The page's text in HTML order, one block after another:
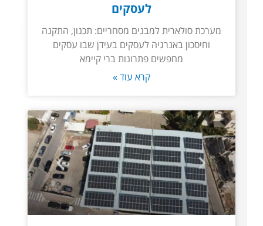
לעסקים
מערכת סולארית למבנים מסחריים: תכנון, התקנה
וחיסכון באנרגיה לעסקים בעידן שבו עסקים
מחפשים פתרונות ברי קיימא
קרא עוד »